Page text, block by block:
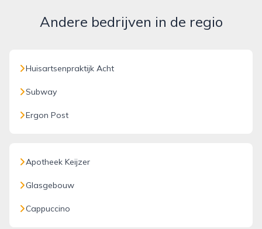
Andere bedrijven in de regio
Huisartsenpraktijk Acht
Subway
Ergon Post
Apotheek Keijzer
Glasgebouw
Cappuccino